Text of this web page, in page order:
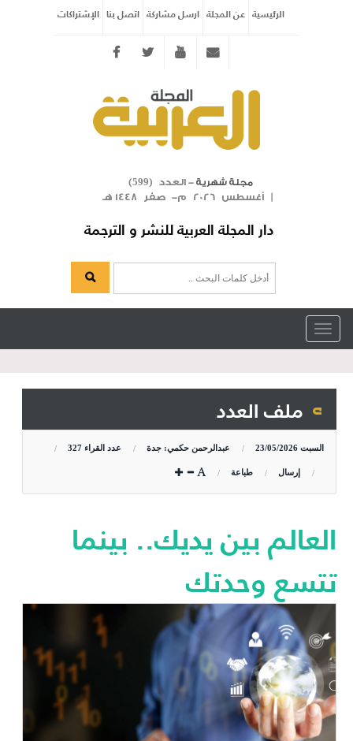
الرئيسية عن المجلة ارسل مشاركة اتصل بنا الإشتراكات
Twitter youtube
مجلة شهرية- العدد ( 599
)
| أغسطس 2026 م- صفر 1448 هـ
دار المجلة العربية للنشر و الترجمة
Toggle
navigation
ملف العدد
السبت 23/05/2026 عبدالرحمن حكمي: جدة عدد القراء 327
إرسال طباعة
العالم بين يديك.. بينما
تتسع وحدتك